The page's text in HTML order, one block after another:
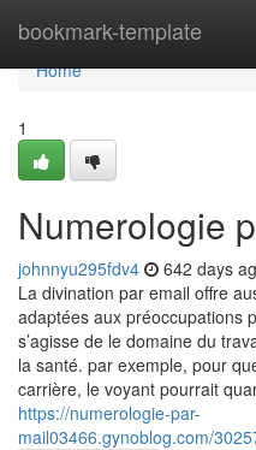
bookmark-template
Home
Home
1
Numerologie
johnnyu295fdv4 642 days
La divination par email offre
adaptées aux préoccupations
s’agisse de le domaine du
la santé. par exemple, pour
carrière, le voyant pourrait
https://numerologie-par-
mail03466.gynoblog.com/